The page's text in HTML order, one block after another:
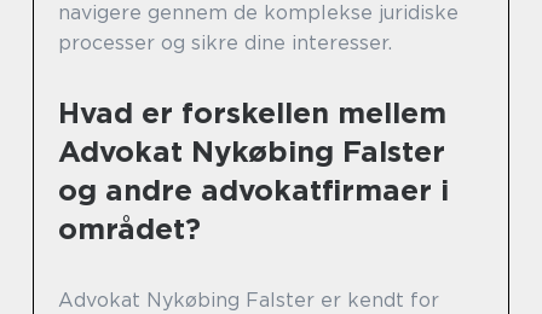
navigere gennem de komplekse juridiske
processer og sikre dine interesser.
Hvad er forskellen mellem
Advokat Nykøbing Falster
og andre advokatfirmaer i
området?
Advokat Nykøbing Falster er kendt for